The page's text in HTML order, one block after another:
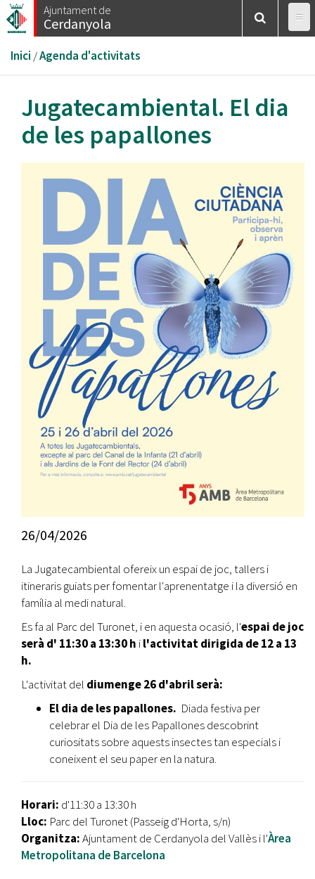
Vés
al
Ajuntament de
Cerdanyola
Esteu
aquí
Inici /Agenda d'activitats
Jugatecambiental. El dia
de les papallones
26/04/2026
La Jugatecambiental ofereix un espai de joc, tallers i
itineraris guiats per fomentar l'aprenentatge i la diversió en
família al medi natural.
Es fa al Parc del Turonet, i en aquesta ocasió, l'espai de joc
serà d' 11:30 a 13:30 h il'activitat dirigida de 12 a 13
h.
L'activitat del diumenge 26 d'abril serà:
El dia de les papallones. Diada festiva per
celebrar el Dia de les Papallones descobrint
curiositats sobre aquests insectes tan especials i
coneixent el seu paper en la natura.
Horari: d'11:30 a 13:30 h
Lloc: Parc del Turonet (Passeig d'Horta, s/n)
Organitza:Ajuntament de Cerdanyola del Vallès i l'Àrea
Metropolitana de Barcelona